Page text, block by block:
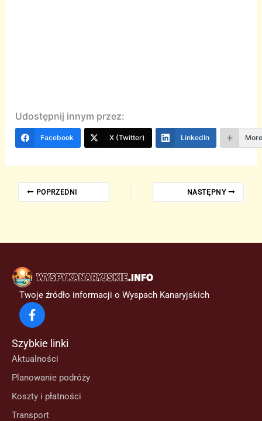
Udostępnij innym przez:
Facebook X (Twitter) LinkedIn
POPRZEDNI NASTĘPNY
Twoje źródło informacji o Wyspach Kanaryjskich
Szybkie linki
Aktualności
Planowanie podróży
Koszty i płatności
Transport